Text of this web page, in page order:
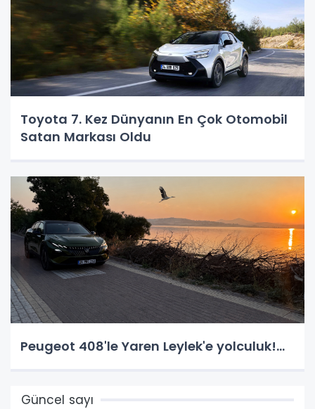
Toyota 7. Kez Dünyanın En Çok Otomobil
Satan Markası Oldu
Peugeot 408'le Yaren Leylek'e yolculuk!...
Güncel sayı